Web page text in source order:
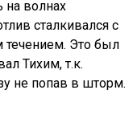
на волнах
сталкивался с
Это был
Тихим, т.к.
не попав в шторм.